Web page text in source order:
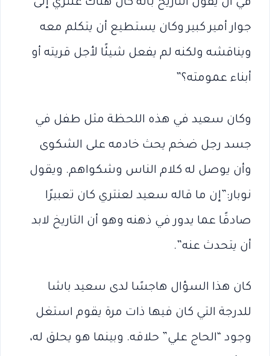
في أن يقول التاريخ بأنه كان هناك عنتري إلى
جوار أمير كبير وكان يستطيع أن يتكلم معه
ويناقشه ولكنه لم يفعل شيئًا لأجل قريته أو
أبناء عمومته؟”
وكان سعيد في هذه اللحظة مثل طفل في
جسد رجل ضخم يحث خادمه على الشكوى
وأن يوصل له كلام الناس وشكواهم. ويقول
نوبار:”إن ما قاله سعيد لعنتري كان تعبيرًا
صادقًا عما يدور في ذهنه وهو أن التاريخ لابد
أن يتحدث عنه”.
كان هذا السؤال هاجسًا لدى سعيد باشا
للدرجة التي كان فيها ذات مرة يقوم استغل
وجود “الحاج علي” حلاقه. وبينما هو يحلق له،